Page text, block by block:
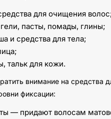
для очищения
пасты, помады, глины;
и средства для тела;
тальк для кожи.
внимание на средства
фиксации:
— придают волосам